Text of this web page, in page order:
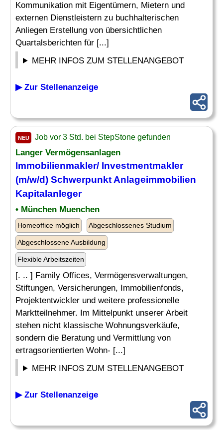
Kommunikation mit Eigentümern, Mietern und
externen Dienstleistern zu buchhalterischen
Anliegen Erstellung von übersichtlichen
Quartalsberichten für [...]
MEHR INFOS ZUM STELLENANGEBOT
▶ Zur Stellenanzeige
NEU Job vor 3 Std. bei StepStone gefunden
Langer Vermögensanlagen
Immobilienmakler/ Investmentmakler
(m/w/d) Schwerpunkt Anlageimmobilien
Kapitalanleger
• München Muenchen
Homeoffice möglich Abgeschlossenes Studium
Abgeschlossene Ausbildung
Flexible Arbeitszeiten
[. .. ] Family Offices, Vermögensverwaltungen,
Stiftungen, Versicherungen, Immobilienfonds,
Projektentwickler und weitere professionelle
Marktteilnehmer. Im Mittelpunkt unserer Arbeit
stehen nicht klassische Wohnungsverkäufe,
sondern die Beratung und Vermittlung von
ertragsorientierten Wohn- [...]
MEHR INFOS ZUM STELLENANGEBOT
▶ Zur Stellenanzeige